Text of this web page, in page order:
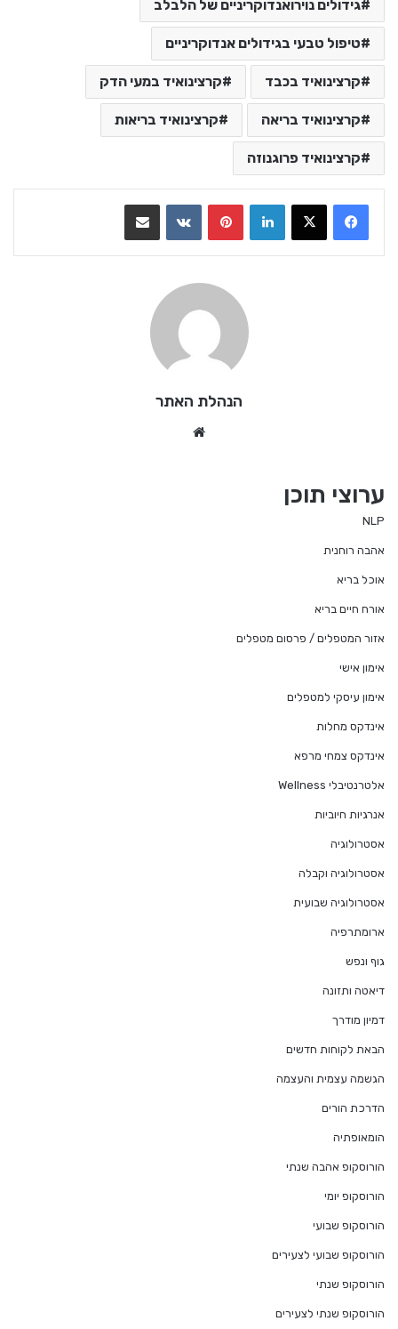
גידולים נוירואנדוקריניים של הלבלב
טיפול טבעי בגידולים אנדוקריניים
קרצינואיד בכבד קרצינואיד במעי הדק
קרצינואיד בריאה קרצינואיד בריאות
קרצינואיד פרוגנוזה
LinkedIn
VKontakte
הנהלת האתר
ערוצי תוכן
NLP
אהבה רוחנית
אוכל בריא
אורח חיים בריא
אזור המטפלים / פרסום מטפלים
אימון אישי
אימון עיסקי למטפלים
אינדקס מחלות
אינדקס צמחי מרפא
אלטרנטיבלי Wellness
אנרגיות חיוביות
אסטרולוגיה
אסטרולוגיה וקבלה
אסטרולוגיה שבועית
ארומתרפיה
גוף ונפש
דיאטה ותזונה
דמיון מודרך
הבאת לקוחות חדשים
הגשמה עצמית והעצמה
הדרכת הורים
הומאופתיה
הורוסקופ אהבה שנתי
הורוסקופ יומי
הורוסקופ שבועי
הורוסקופ שבועי לצעירים
הורוסקופ שנתי
הורוסקופ שנתי לצעירים